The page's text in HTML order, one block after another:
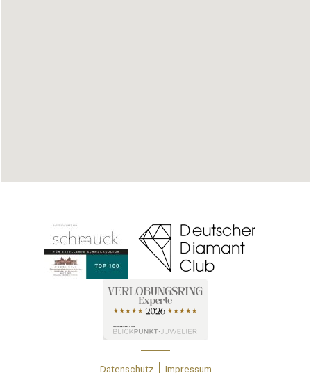
Datenschutz Impressum